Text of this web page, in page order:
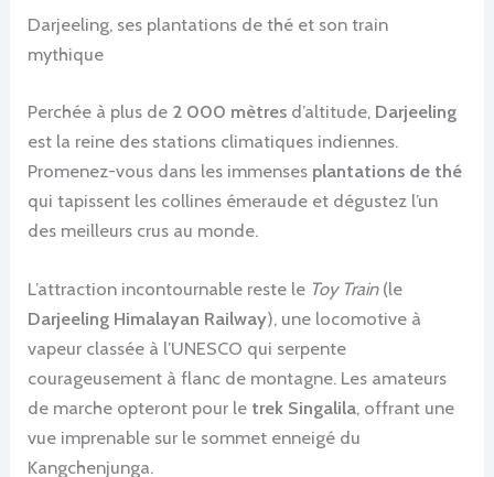
Darjeeling, ses plantations de thé et son train
mythique
Perchée à plus de 2 000 mètres d’altitude, Darjeeling
est la reine des stations climatiques indiennes.
Promenez-vous dans les immenses plantations de thé
qui tapissent les collines émeraude et dégustez l’un
des meilleurs crus au monde.
L’attraction incontournable reste le Toy Train(le
Darjeeling Himalayan Railway), une locomotive à
vapeur classée à l’UNESCO qui serpente
courageusement à flanc de montagne. Les amateurs
de marche opteront pour le trek Singalila, offrant une
vue imprenable sur le sommet enneigé du
Kangchenjunga.